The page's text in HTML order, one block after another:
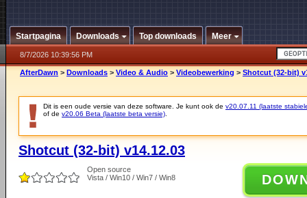
Startpagina Downloads Top downloads Meer
8/7/2026 10:39:56 PM
AfterDawn > Downloads > Video & Audio > Videobewerking > Shotcut (32-bit)
Dit is een oude versie van deze software. Je kunt ook de v20.07.11 (laatste
of de v20.06 Beta (laatste beta versie)
Shotcut (32-bit) v14.12.03
Open source
Vista / Win10 / Win7 / Win8